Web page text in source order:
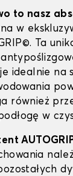
to nasz
w
Ta
idealnie na
również
w